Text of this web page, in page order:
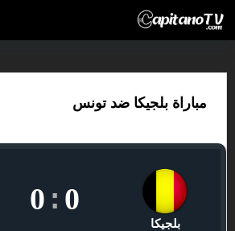
مباراة بلجيكا ضد تونس
بلجيكا
0
:
0